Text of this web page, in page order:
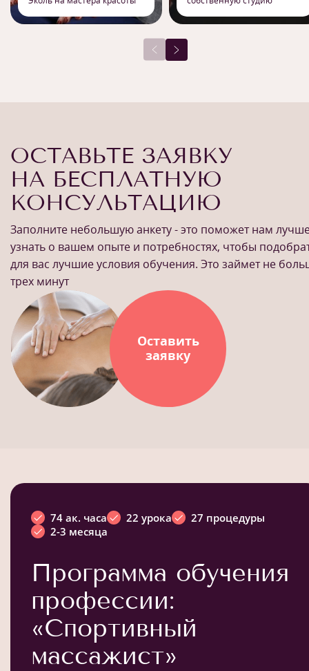
ОСТАВЬТЕ ЗАЯВКУ
НА БЕСПЛАТНУЮ
КОНСУЛЬТАЦИЮ
Заполните небольшую анкету - это поможет нам
узнать о вашем опыте и потребностях, чтобы
для вас лучшие условия обучения. Это займет не
трех минут
Оставить
заявку
74 ак. часа 22 урока
27 процедуры
2-3 месяца
Программа обучения
профессии:
«Спортивный
массажист»